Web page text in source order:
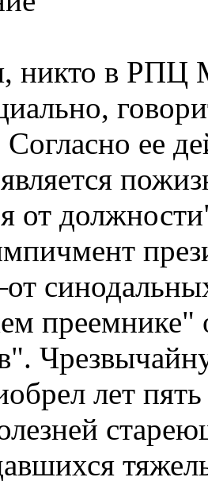
никто в РПЦ
Согласно ее
от
преемнике"
лет